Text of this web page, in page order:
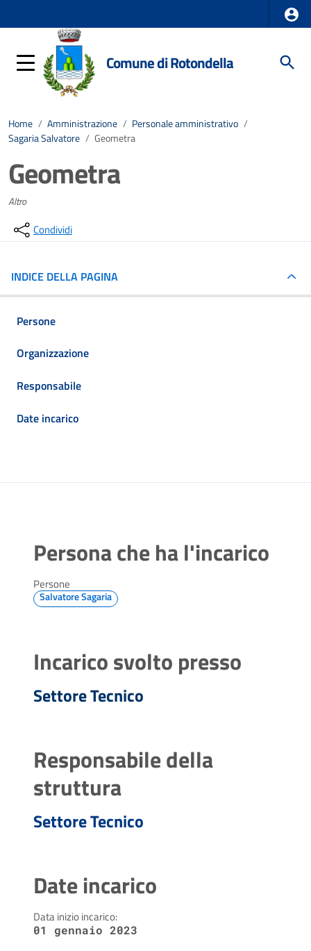
Comune di Rotondella
Home / Amministrazione / Personale amministrativo /
Sagaria Salvatore / Geometra
Geometra
Altro
Condividi
INDICE DELLA PAGINA
Persone
Organizzazione
Responsabile
Date incarico
Persona che ha l'incarico
Persone
Salvatore Sagaria
Incarico svolto presso
Settore Tecnico
Responsabile della
struttura
Settore Tecnico
Date incarico
Data inizio incarico:
01 gennaio 2023